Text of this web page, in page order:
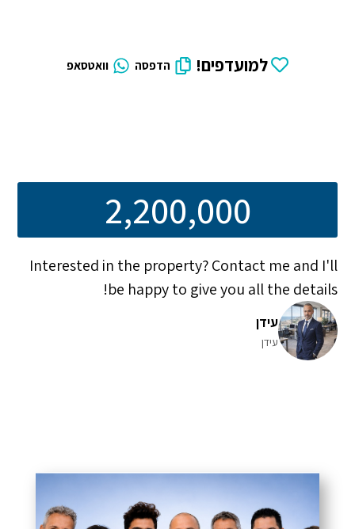
למועדפים! הדפסה וואטסאפ
2,200,000
Interested in the property? Contact me and I'll
be happy to give you all the details!
עידן
עידן